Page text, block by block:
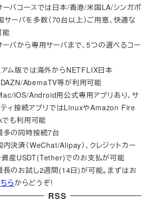
ーバコースでは日本/香港/米国LA/シンガポ
サーバを多数（70台以上）ご用意、快適な
能
ーバから専用サーバまで、5つの選べるコー
アム版では海外からNETFLIX日本
AbemaTV等が利用可能
iOS/Android用公式専用アプリあり、サ
ティ接続アプリではLinuxやAmazon Fire
も利用可能
多の同時接続7台
決済（WeChat/Alipay）、クレジットカー
資産USDT(Tether)でのお支払が可能
長のお試し2週間(14日)が可能。まずはお
らからどうぞ!
RSS